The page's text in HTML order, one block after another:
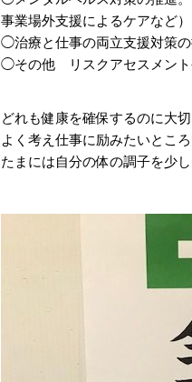
事業場外支援によるケアなど）
◯治療と仕事の両立支援対策の
◯その他 リスクアセスメント
どれも健康を確保するのに大
よく考え仕事に励みたいところ
たまには自分の体の調子を少